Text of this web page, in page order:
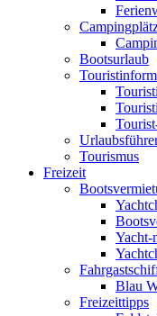
Bootsurlaub
Tourismus
Freizeit
Yacht-
Blau
Freizeittipps